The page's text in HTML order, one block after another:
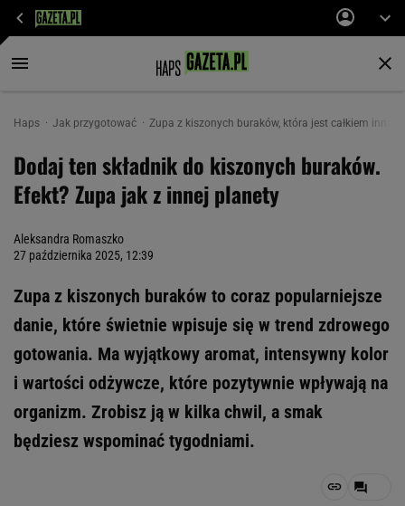
Haps Jak przygotować Zupa z kiszonych buraków, która jest całkiem inna
Dodaj ten składnik do kiszonych buraków.
Efekt? Zupa jak z innej planety
Aleksandra Romaszko
27 października 2025, 12:39
Zupa z kiszonych buraków to coraz popularniejsze
danie, które świetnie wpisuje się w trend zdrowego
gotowania. Ma wyjątkowy aromat, intensywny kolor
i wartości odżywcze, które pozytywnie wpływają na
organizm. Zrobisz ją w kilka chwil, a smak
będziesz wspominać tygodniami.